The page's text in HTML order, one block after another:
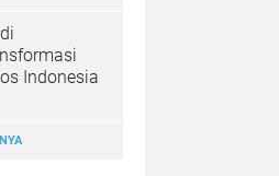
Indonesia